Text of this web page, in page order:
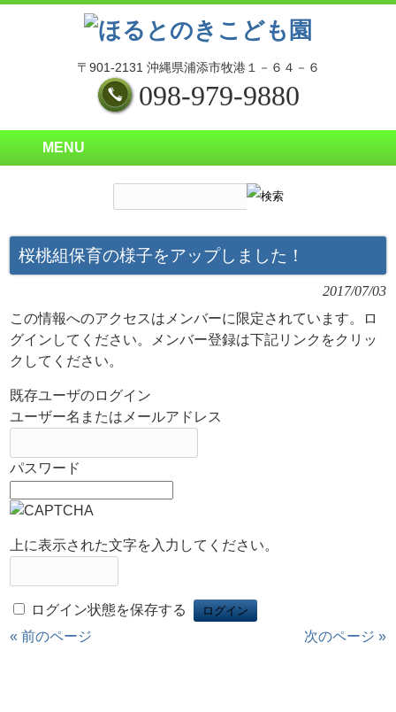
〒901-2131 沖縄県浦添市牧港１－６４－６
098-979-9880
MENU
桜桃組保育の様子をアップしました！
2017/07/03
この情報へのアクセスはメンバーに限定されています。ロ
グインしてください。メンバー登録は下記リンクをクリッ
クしてください。
既存ユーザのログイン
ユーザー名またはメールアドレス
パスワード
上に表示された文字を入力してください。
ログイン状態を保存する
« 前のページ
次のページ »